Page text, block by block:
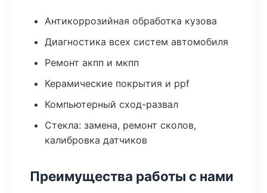
Антикоррозийная обработка кузова
Диагностика всех систем автомобиля
Ремонт акпп и мкпп
Керамические покрытия и ppf
Компьютерный сход-развал
Стекла: замена, ремонт сколов,
калибровка датчиков
Преимущества работы с нами